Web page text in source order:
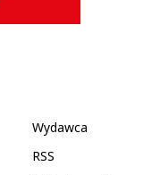
Wydawca
RSS